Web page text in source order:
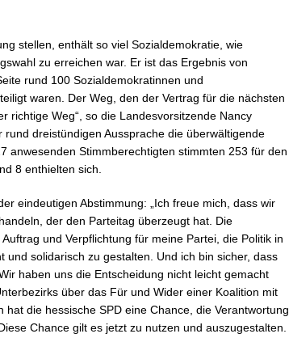
stellen, enthält so viel Sozialdemokratie, wie
zu erreichen war. Er ist das Ergebnis von
rund 100 Sozialdemokratinnen und
waren. Der Weg, den der Vertrag für die nächsten
richtige Weg“, so die Landesvorsitzende Nancy
dreistündigen Aussprache die überwältigende
anwesenden Stimmberechtigten stimmten 253 für den
8 enthielten sich.
eindeutigen Abstimmung: „Ich freue mich, dass wir
der den Parteitag überzeugt hat. Die
und Verpflichtung für meine Partei, die Politik in
solidarisch zu gestalten. Und ich bin sicher, dass
haben uns die Entscheidung nicht leicht gemacht
über das Für und Wider einer Koalition mit
die hessische SPD eine Chance, die Verantwortung
Chance gilt es jetzt zu nutzen und auszugestalten.